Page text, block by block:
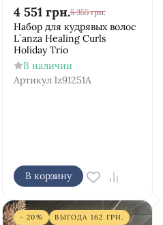
4 551 грн.5 355 грн.
Набор для кудрявых волос
L`anza Healing Curls
Holiday Trio
В наличии
Артикул lz91251А
В корзину
- 20% ВЫГОДА 162 ГРН.